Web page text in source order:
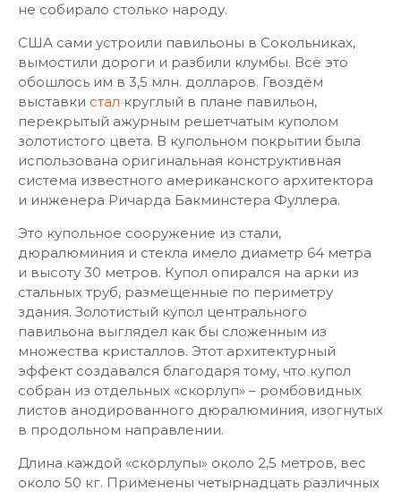
не собирало столько народу.
США сами устроили павильоны в Сокольниках,
вымостили дороги и разбили клумбы. Всё это
обошлось им в 3,5 млн. долларов. Гвоздём
выставки стал круглый в плане павильон,
перекрытый ажурным решетчатым куполом
золотистого цвета. В купольном покрытии была
использована оригинальная конструктивная
система известного американского архитектора
и инженера Ричарда Бакминстера Фуллера.
Это купольное сооружение из стали,
дюралюминия и стекла имело диаметр 64 метра
и высоту 30 метров. Купол опирался на арки из
стальных труб, размещенные по периметру
здания. Золотистый купол центрального
павильона выглядел как бы сложенным из
множества кристаллов. Этот архитектурный
эффект создавался благодаря тому, что купол
собран из отдельных «скорлуп» – ромбовидных
листов анодированного дюралюминия, изогнутых
в продольном направлении.
Длина каждой «скорлупы» около 2,5 метров, вес
около 50 кг. Применены четырнадцать различных